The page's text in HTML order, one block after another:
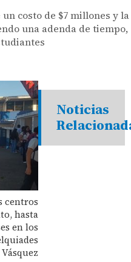
costo de $7 millones y la
una adenda de tiempo,
centros
hasta
en los
Vásquez
Noticias